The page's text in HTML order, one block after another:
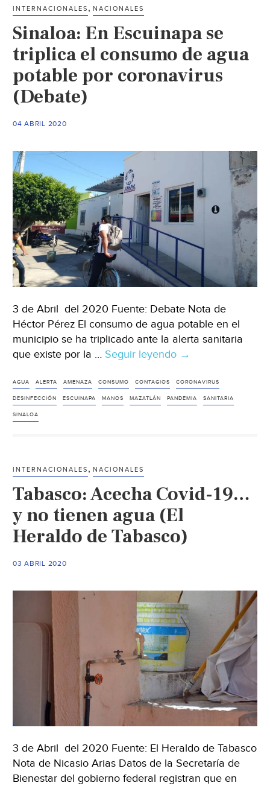
a
emergencia
sanitaria
(Debate)
INTERNACIONALES ,NACIONALES
Sinaloa: En Escuinapa se
triplica el consumo de agua
potable por coronavirus
(Debate)
04 ABRIL 2020
3 de Abril del 2020 Fuente: Debate Nota de
Héctor Pérez El consumo de agua potable en el
municipio se ha triplicado ante la alerta sanitaria
que existe por la … Seguir leyendo Sinaloa:
Escuinapa
se
potable
por
coronavirus
(Debate)
→
AGUA ALERTA AMENAZA CONSUMO CONTAGIOS CORONAVIRUS
DESINFECCIÓN ESCUINAPA MANOS MAZATLÁN PANDEMIA SANITARIA
SINALOA
INTERNACIONALES ,NACIONALES
Tabasco: Acecha Covid-19…
y no tienen agua (El
Heraldo de Tabasco)
03 ABRIL 2020
3 de Abril del 2020 Fuente: El Heraldo de Tabasco
Nota de Nicasio Arias Datos de la Secretaría de
Bienestar del gobierno federal registran que en